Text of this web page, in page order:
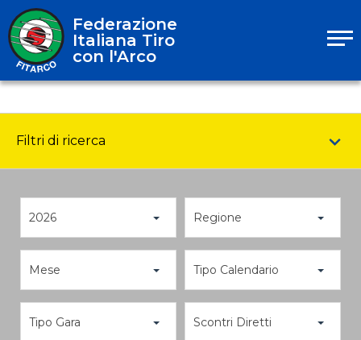
Federazione
Italiana Tiro
con l'Arco
Filtri di ricerca
2026 Regione
Mese Tipo Calendario
Tipo Gara Scontri Diretti